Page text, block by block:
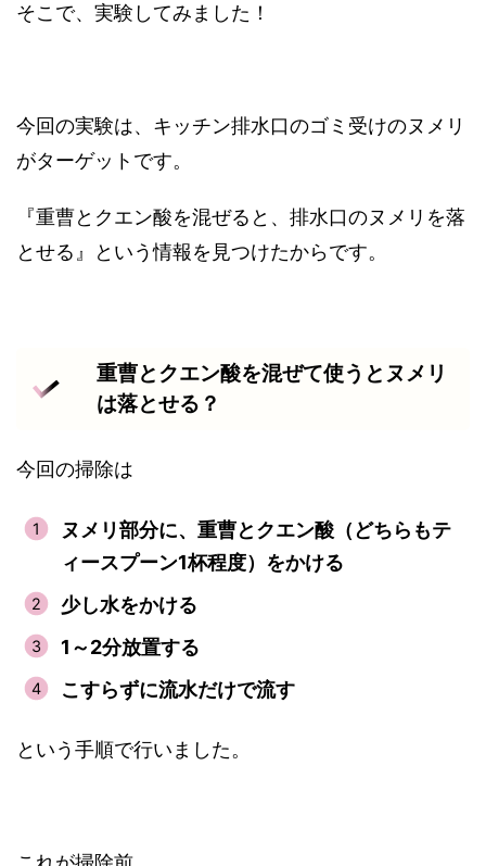
そこで、実験してみました！
今回の実験は、キッチン排水口のゴミ受けのヌメリ
がターゲットです。
『重曹とクエン酸を混ぜると、排水口のヌメリを落
とせる』という情報を見つけたからです。
重曹とクエン酸を混ぜて使うとヌメリ
は落とせる？
今回の掃除は
ヌメリ部分に、重曹とクエン酸（どちらもテ
ィースプーン1杯程度）をかける
少し水をかける
1～2分放置する
こすらずに流水だけで流す
という手順で行いました。